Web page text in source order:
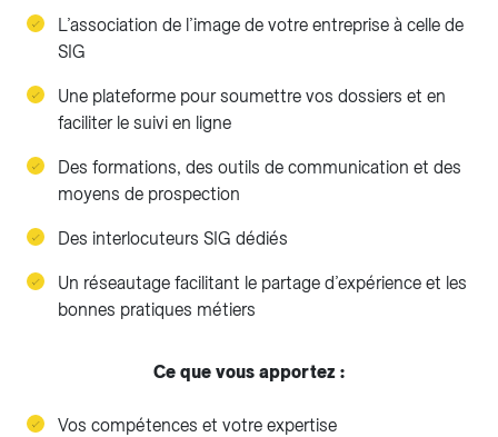
L’association de l’image de votre entreprise à celle de
SIG
Une plateforme pour soumettre vos dossiers et en
faciliter le suivi en ligne
Des formations, des outils de communication et des
moyens de prospection
Des interlocuteurs SIG dédiés
Un réseautage facilitant le partage d’expérience et les
bonnes pratiques métiers
Ce que vous apportez :
Vos compétences et votre expertise